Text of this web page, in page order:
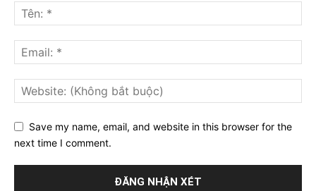
Save my name, email, and website in this browser for the
next time I comment.